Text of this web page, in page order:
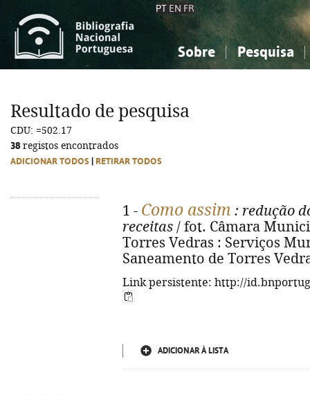
PT EN FR
Sobre Pesquisa
Ciências sociais...
Ciências sociais...
Resultado de pesquisa
CDU: =502.17
38 registos encontrados
ADICIONAR TODOS RETIRAR TODOS
1 - Como assim : redução
receitas / fot. Câmara
Torres Vedras : Serviços
Saneamento de Torres
Link persistente: http://
ADICIONAR À LISTA